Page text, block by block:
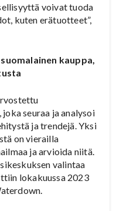
voivat tuoda
kuten erätuotteet”,
kauppa,
seuraa ja analysoi
ja trendejä. Yksi
on vierailla
ja arvioida niitä.
valintaa
lokakuussa 2023